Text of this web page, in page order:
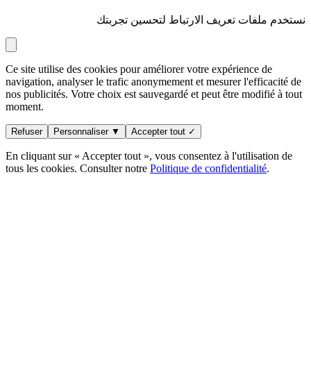
نستخدم ملفات تعريف الارتباط لتحسين تجربتك
Ce site utilise des cookies pour améliorer votre expérience de
navigation, analyser le trafic anonymement et mesurer l'efficacité de
nos publicités. Votre choix est sauvegardé et peut être modifié à tout
moment.
Refuser Personnaliser ▼ Accepter tout ✓
En cliquant sur « Accepter tout », vous consentez à l'utilisation de
tous les cookies. Consulter notre Politique de confidentialité.